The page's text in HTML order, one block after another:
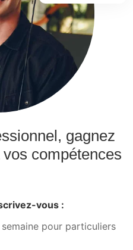
gagnez
vos compétences
vous :
pour particuliers